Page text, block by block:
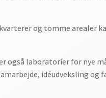
og tomme arealer
laboratorier for nye
idéudveksling og